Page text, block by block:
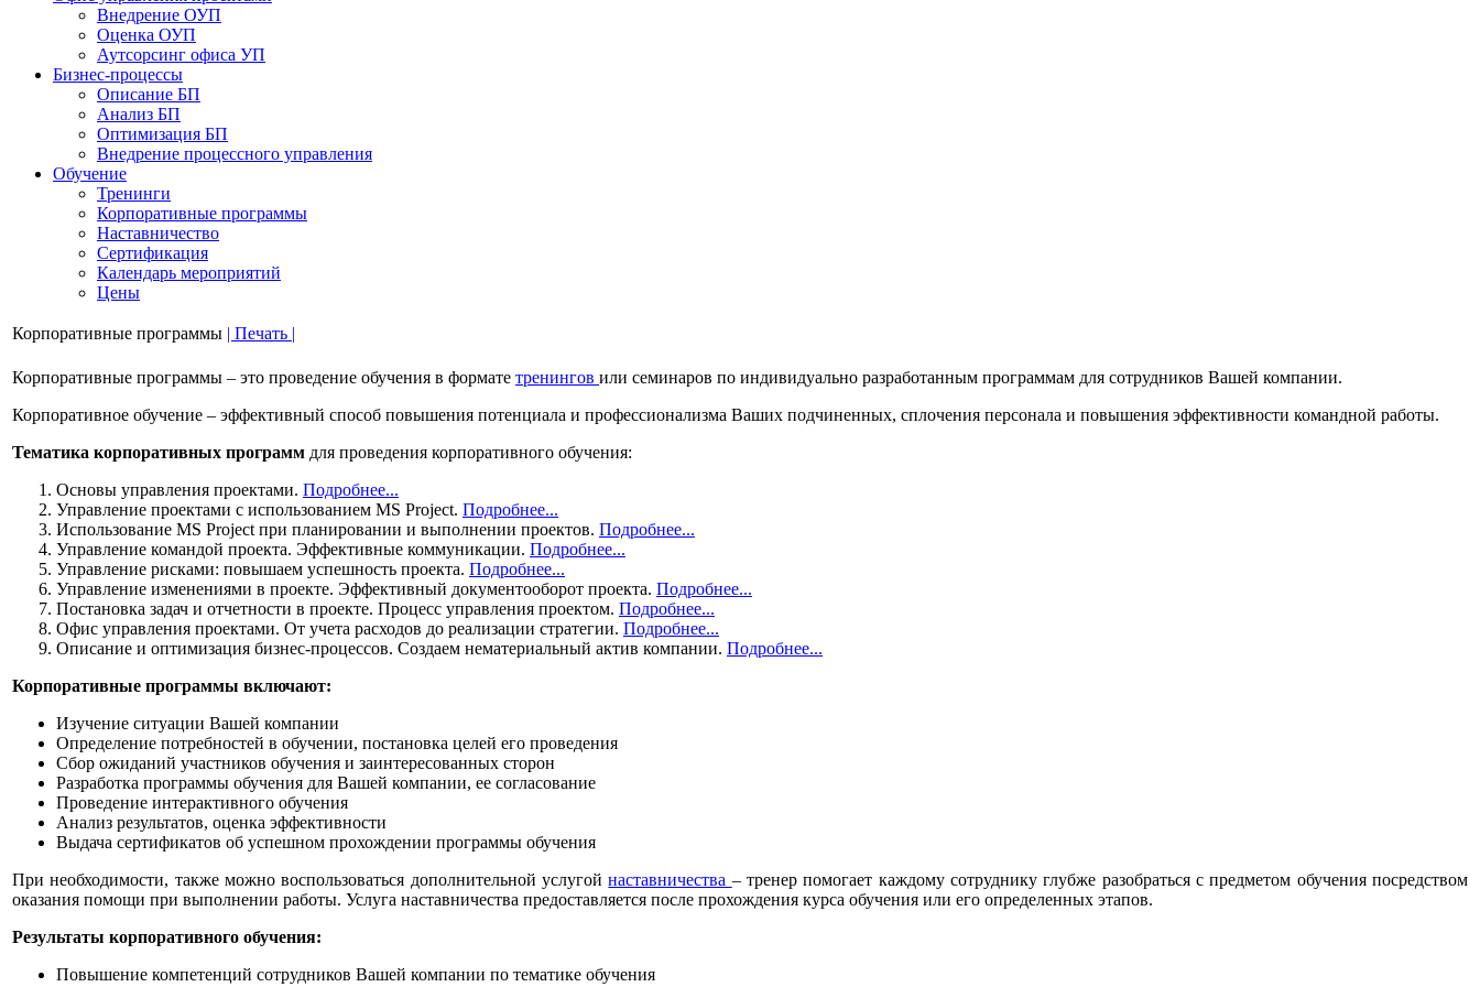
Bнедрение ОУП
Оценка ОУП
Аутсорсинг офиса УП
Бизнес-процессы
Описание БП
Анализ БП
Оптимизация БП
Внедрение процессного управления
Обучениe
Тренинги
Корпоративные программы
Наставничество
Сертификация
Календарь мероприятий
Цены
Корпоративные программы | Печать |
Корпоративные программы – это проведение обучения в формате тренингов или семинаров по индивидуально разработанным программам для сотрудников Вашей компании.
Корпоративное обучение – эффективный способ повышения потенциала и профессионализма Ваших подчиненных, сплочения персонала и повышения эффективности командной работы.
Тематика корпоративных программ для проведения корпоративного обучения:
Основы управления проектами. Подробнее...
Управление проектами с использованием MS Project. Подробнее...
Использование MS Project при планировании и выполнении проектов. Подробнее...
Управление командой проекта. Эффективные коммуникации. Подробнее...
Управление рисками: повышаем успешность проекта. Подробнее...
Управление изменениями в проекте. Эффективный документооборот проекта. Подробнее...
Постановка задач и отчетности в проекте. Процесс управления проектом. Подробнее...
Офис управления проектами. От учета расходов до реализации стратегии. Подробнее...
Описание и оптимизация бизнес-процессов. Создаем нематериальный актив компании. Подробнее...
Корпоративные программы включают:
Изучение ситуации Вашей компании
Определение потребностей в обучении, постановка целей его проведения
Сбор ожиданий участников обучения и заинтересованных сторон
Разработка программы обучения для Вашей компании, ее согласование
Проведение интерактивного обучения
Анализ результатов, оценка эффективности
Выдача сертификатов об успешном прохождении программы обучения
При необходимости, также можно воспользоваться дополнительной услугойнаставничества – тренер помогает каждому сотруднику глубже разобраться с предметом обучения посредством
оказания помощи при выполнении работы. Услуга наставничества предоставляется после прохождения курса обучения или его определенных этапов.
Результаты корпоративного обучения:
Повышение компетенций сотрудников Вашей компании по тематике обучения